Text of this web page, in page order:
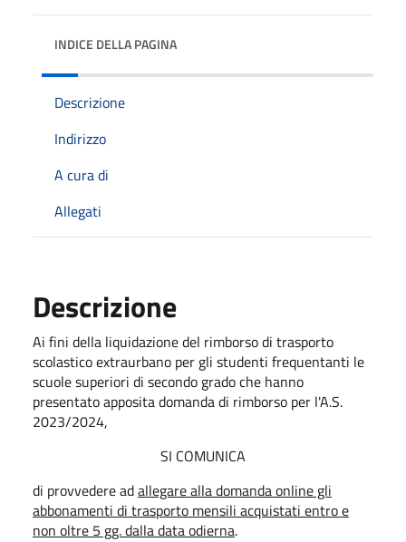
INDICE DELLA PAGINA
Descrizione
Indirizzo
A cura di
Allegati
Descrizione
Ai fini della liquidazione del rimborso di trasporto
scolastico extraurbano per gli studenti frequentanti le
scuole superiori di secondo grado che hanno
presentato apposita domanda di rimborso per l'A.S.
2023/2024,
SI COMUNICA
di provvedere adallegare alla domanda online gli
abbonamenti di trasporto mensili acquistati entro e
non oltre 5 gg. dalla data odierna.